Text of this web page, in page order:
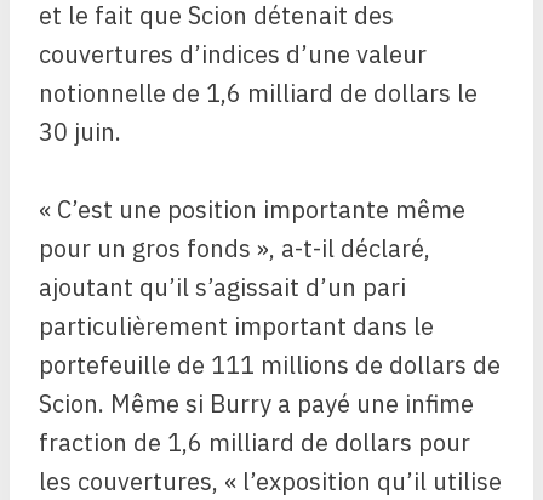
et le fait que Scion détenait des
couvertures d’indices d’une valeur
notionnelle de 1,6 milliard de dollars le
30 juin.
« C’est une position importante même
pour un gros fonds », a-t-il déclaré,
ajoutant qu’il s’agissait d’un pari
particulièrement important dans le
portefeuille de 111 millions de dollars de
Scion. Même si Burry a payé une infime
fraction de 1,6 milliard de dollars pour
les couvertures, « l’exposition qu’il utilise